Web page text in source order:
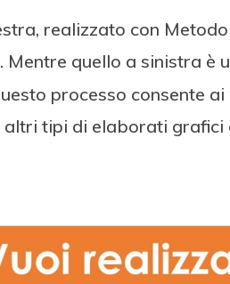
realizzato con
Mentre quello a sinistra è
processo consente
altri tipi di elaborati grafici